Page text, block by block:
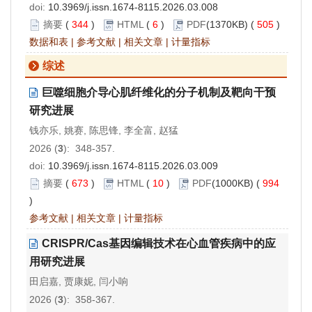
doi: 10.3969/j.issn.1674-8115.2026.03.008
摘要 ( 344 ) HTML ( 6 ) PDF(1370KB) ( 505 )
数据和表 | 参考文献 | 相关文章 | 计量指标
综述
巨噬细胞介导心肌纤维化的分子机制及靶向干预
研究进展
钱亦乐, 姚赛, 陈思锋, 李全富, 赵猛
2026 (3): 348-357.
doi: 10.3969/j.issn.1674-8115.2026.03.009
摘要 ( 673 ) HTML ( 10 ) PDF(1000KB) ( 994
)
参考文献 | 相关文章 | 计量指标
CRISPR/Cas基因编辑技术在心血管疾病中的应
用研究进展
田启嘉, 贾康妮, 闫小响
2026 (3): 358-367.